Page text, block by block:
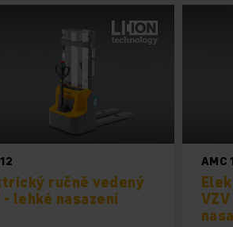
ručně vedený
- lehké nasazení
AMC